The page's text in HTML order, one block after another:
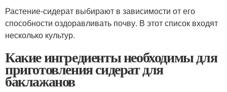
Растение-сидерат выбирают в зависимости от его
способности оздоравливать почву. В этот список входят
несколько культур.
Какие ингредиенты необходимы для
приготовления сидерат для
баклажанов